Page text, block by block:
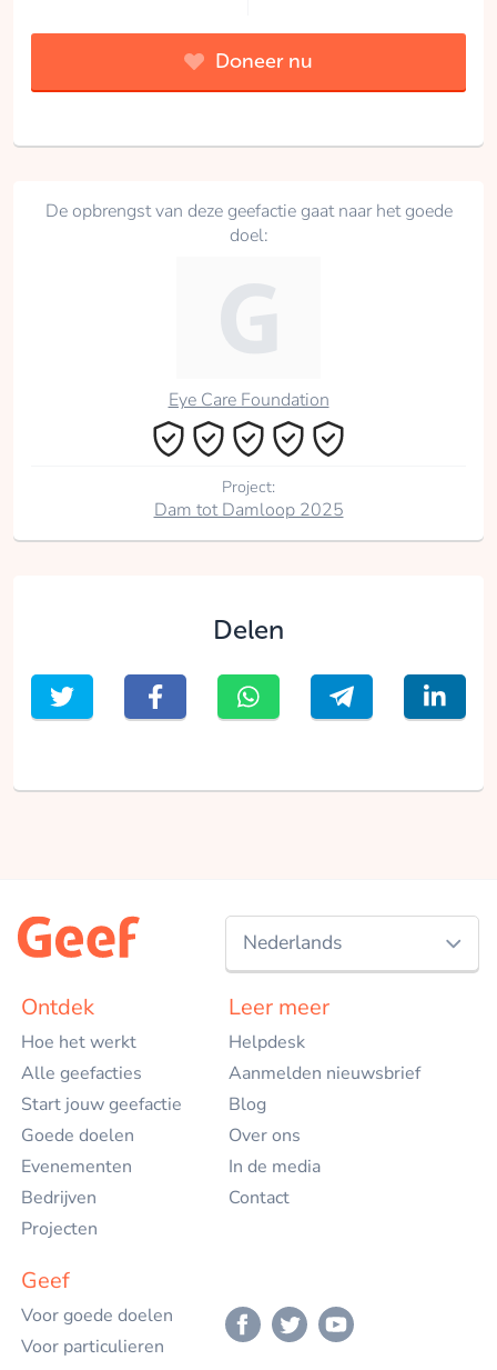
Doneer nu
De opbrengst van deze geefactie gaat naar het goede
doel:
Eye Care Foundation
Project:
Dam tot Damloop 2025
Delen
Nederlands
English
Ontdek
Hoe het werkt
Alle geefacties
Start jouw geefactie
Goede doelen
Evenementen
Bedrijven
Projecten
Leer meer
Helpdesk
Aanmelden nieuwsbrief
Blog
Over ons
In de media
Contact
Geef
Voor goede doelen
Voor particulieren